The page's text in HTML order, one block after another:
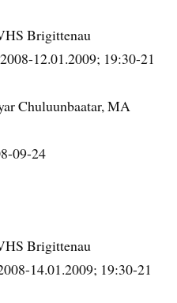
Brigittenau
12.01.2009; 19:30-21
Chuluunbaatar, MA
09-24
Brigittenau
14.01.2009; 19:30-21